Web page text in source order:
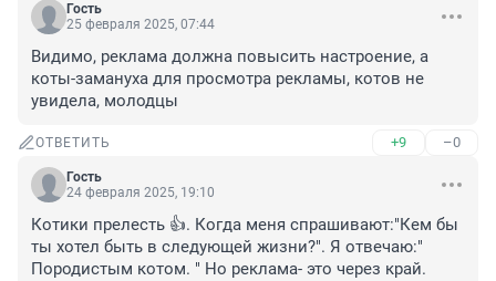
Гость
25 февраля 2025, 07:44
Видимо, реклама должна повысить настроение, а
коты-замануха для просмотра рекламы, котов не
увидела, молодцы
ОТВЕТИТЬ +9 –0
Гость
24 февраля 2025, 19:10
Котики прелесть 👍. Когда меня спрашивают:"Кем бы
ты хотел быть в следующей жизни?". Я отвечаю:"
Породистым котом. " Но реклама- это через край.